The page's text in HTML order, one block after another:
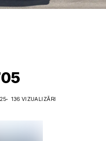
136 VIZUALIZĂRI